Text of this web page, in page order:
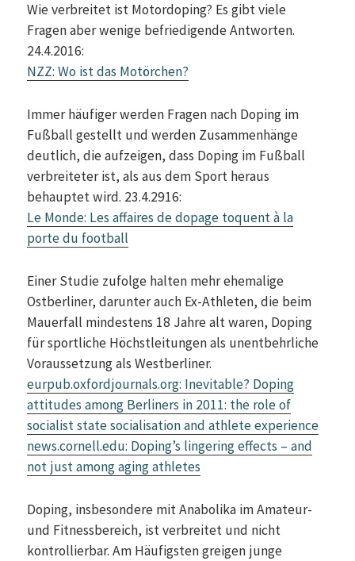
Wie verbreitet ist Motordoping? Es gibt viele
Fragen aber wenige befriedigende Antworten.
24.4.2016:
NZZ: Wo ist das Motörchen?
Immer häufiger werden Fragen nach Doping im
Fußball gestellt und werden Zusammenhänge
deutlich, die aufzeigen, dass Doping im Fußball
verbreiteter ist, als aus dem Sport heraus
behauptet wird. 23.4.2916:
Le Monde: Les affaires de dopage toquent à la
porte du football
Einer Studie zufolge halten mehr ehemalige
Ostberliner, darunter auch Ex-Athleten, die beim
Mauerfall mindestens 18 Jahre alt waren, Doping
für sportliche Höchstleitungen als unentbehrliche
Voraussetzung als Westberliner.
eurpub.oxfordjournals.org: Inevitable? Doping
attitudes among Berliners in 2011: the role of
socialist state socialisation and athlete experience
news.cornell.edu: Doping’s lingering effects – and
not just among aging athletes
Doping, insbesondere mit Anabolika im Amateur-
und Fitnessbereich, ist verbreitet und nicht
kontrollierbar. Am Häufigsten greigen junge